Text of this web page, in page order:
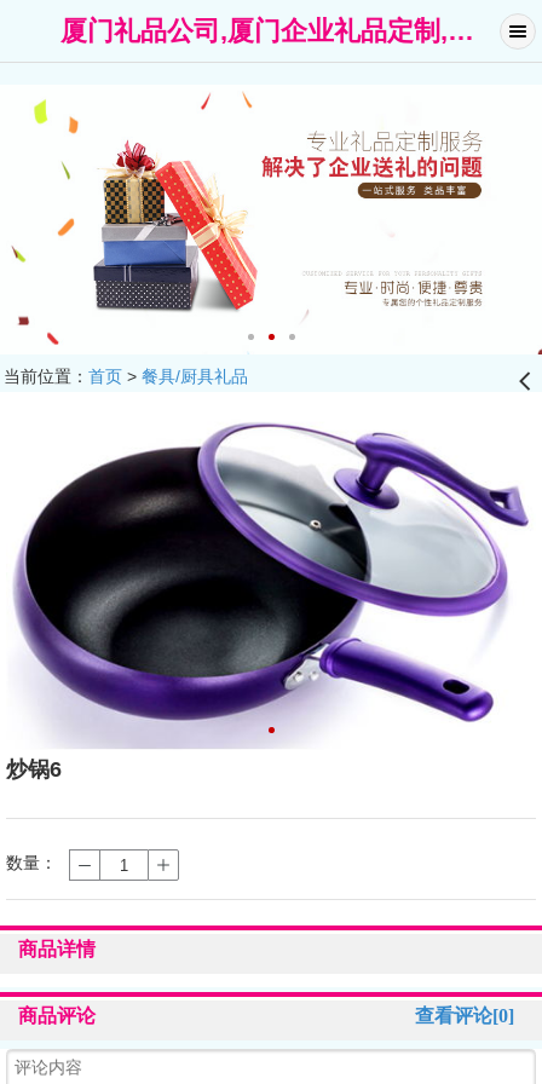
厦门礼品公司,厦门企业礼品定制,广告礼品-厦门礼名扬礼品公司
当前位置： 首页> 餐具/厨具礼品 󰊒
炒锅6
数量：
商品详情
查看评论[0]
商品评论